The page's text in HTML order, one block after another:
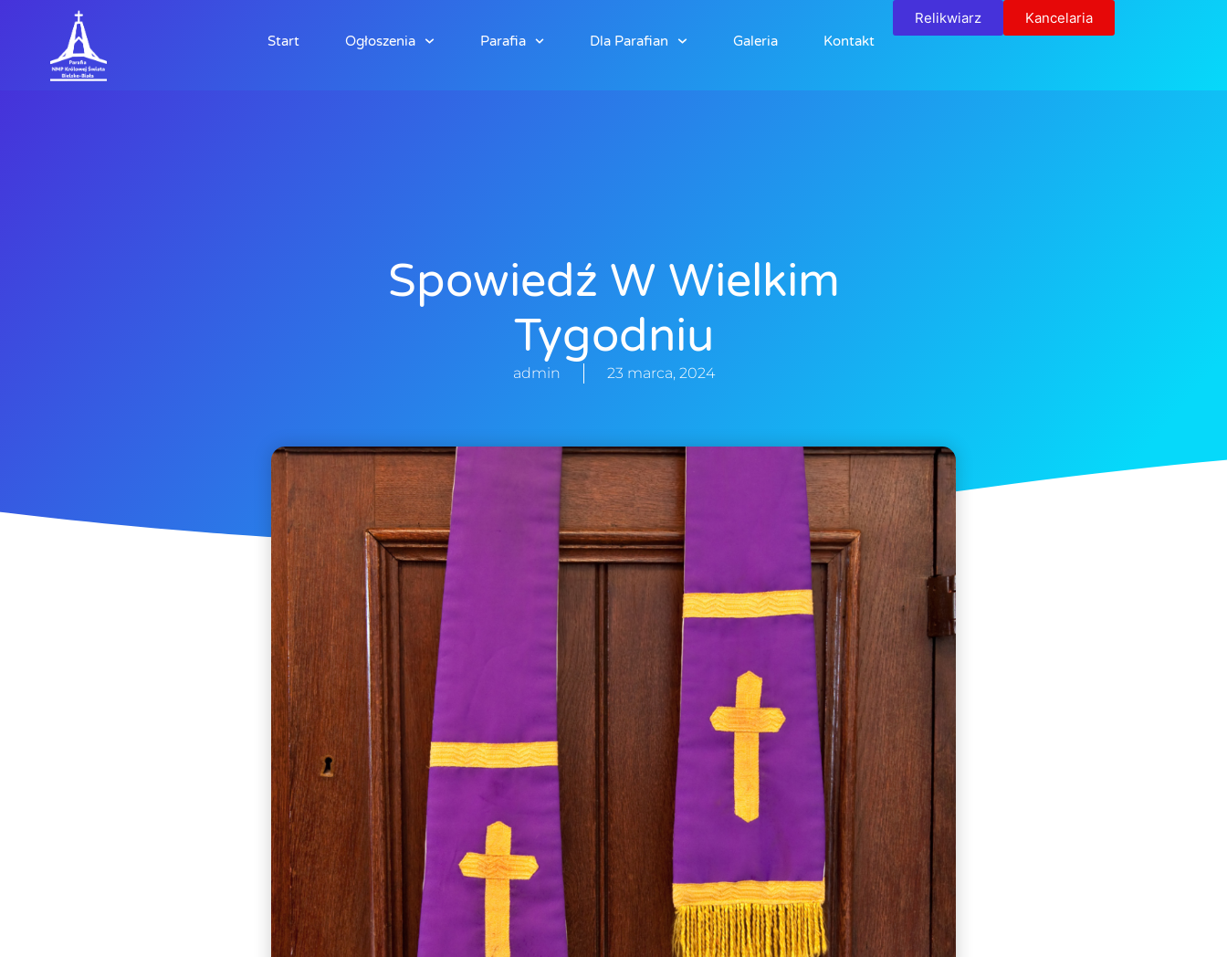
Start Ogłoszenia Parafia Dla Parafian Galeria Kontakt
Relikwiarz Kancelaria
Spowiedź W Wielkim
Tygodniu
admin 23 marca, 2024